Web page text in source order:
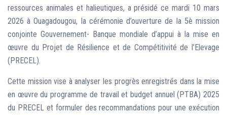
ressources animales et halieutiques, a présidé ce mardi 10 mars
2026 à Ouagadougou, la cérémonie d’ouverture de la 5è mission
conjointe Gouvernement- Banque mondiale d’appui à la mise en
œuvre du Projet de Résilience et de Compétitivité de l’Elevage
(PRECEL).
Cette mission vise à analyser les progrès enregistrés dans la mise
en œuvre du programme de travail et budget annuel (PTBA) 2025
du PRECEL et formuler des recommandations pour une exécution